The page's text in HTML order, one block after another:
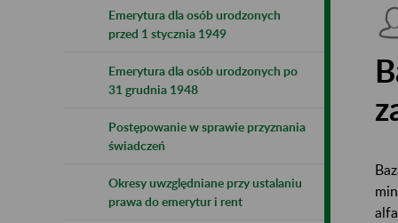
Emerytura dla osób urodzonych
przed 1 stycznia 1949
Emerytura dla osób urodzonych po
31 grudnia 1948
Postępowanie w sprawie przyznania
świadczeń
Okresy uwzględniane przy ustalaniu
prawa do emerytur i rent